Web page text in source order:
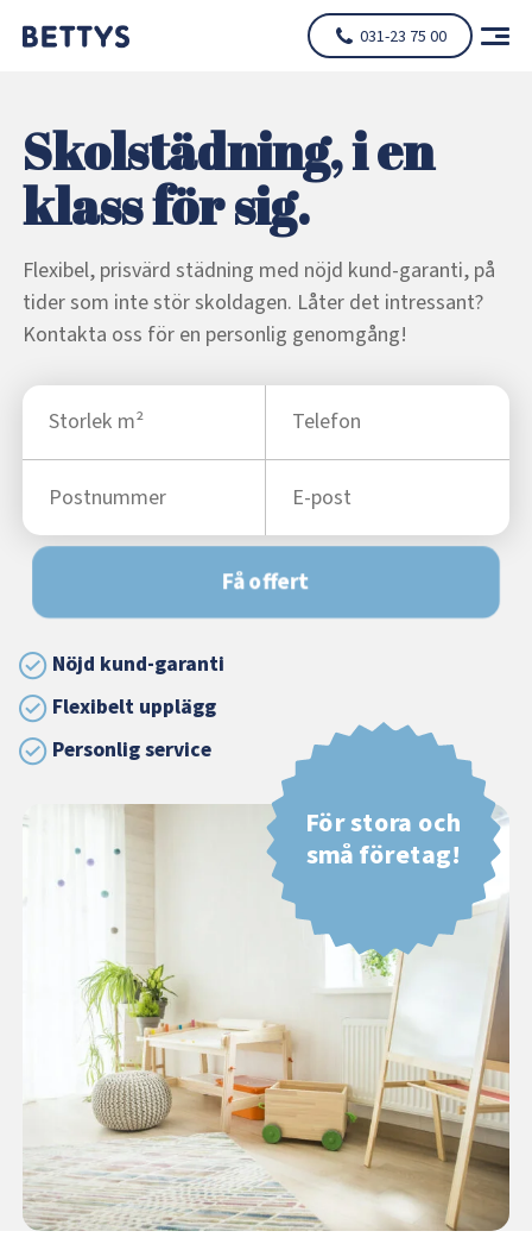
031-23 75 00
Skolstädning, i en
klass för sig.
Flexibel, prisvärd städning med nöjd kund-garanti, på
tider som inte stör skoldagen. Låter det intressant?
Kontakta oss för en personlig genomgång!
Få offert
Nöjd kund-garanti
Flexibelt upplägg
Personlig service
För stora och
små företag!